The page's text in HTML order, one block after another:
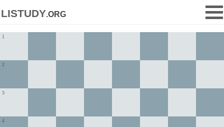
listudy.org
1
2
3
4